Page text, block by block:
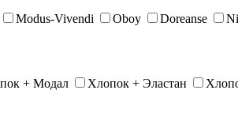
Modus-Vivendi Oboy Doreanse
+ Модал Хлопок + Эластан